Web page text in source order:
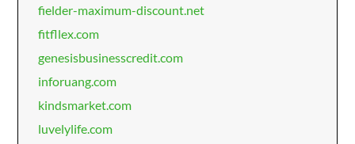
fielder-maximum-discount.net
fitfllex.com
genesisbusinesscredit.com
inforuang.com
kindsmarket.com
luvelylife.com